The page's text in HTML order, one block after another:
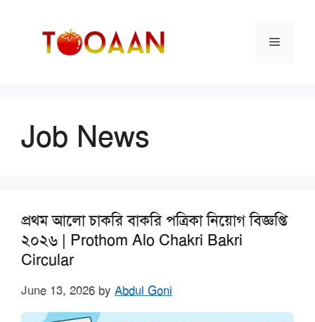
Menu
Job News
প্রথম আলো চাকরি বাকরি পত্রিকা নিয়োগ বিজ্ঞপ্তি
২০২৬ | Prothom Alo Chakri Bakri
Circular
June 13, 2026 by Abdul Goni